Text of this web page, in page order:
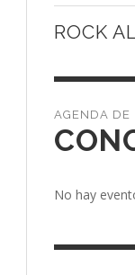
ROCK
No hay